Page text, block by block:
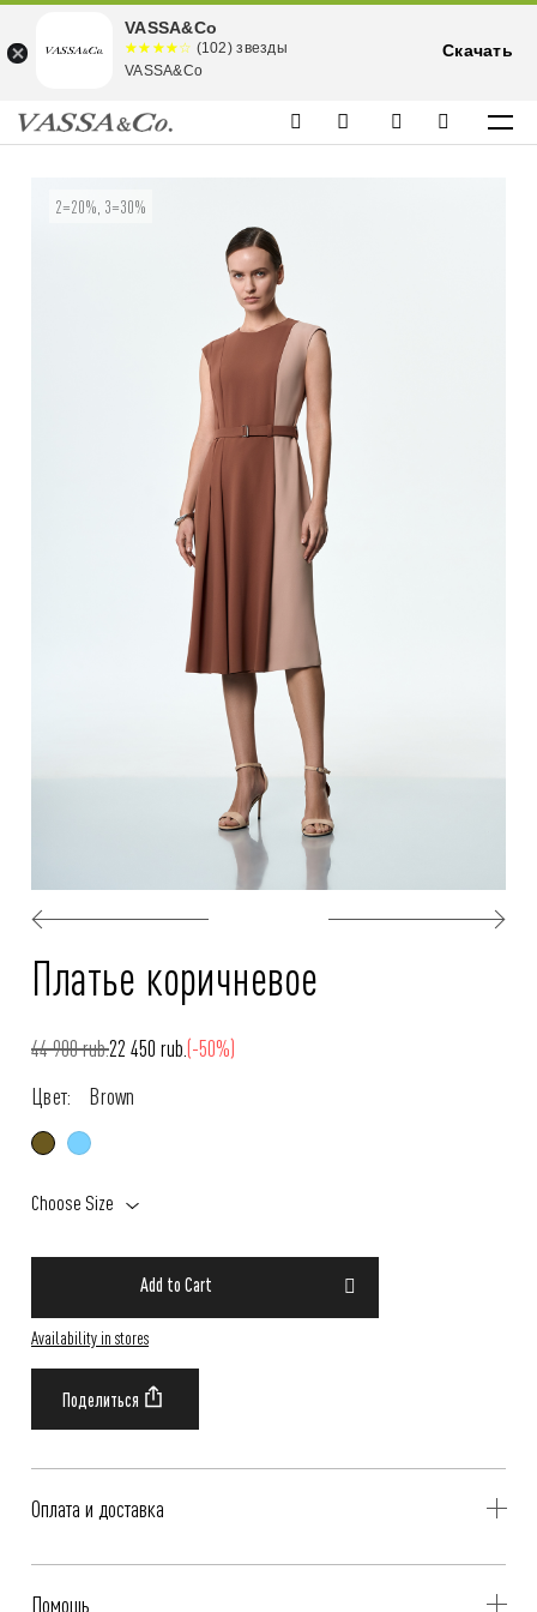
2=20%, 3=30%
Платье коричневое
44 900 rub.22 450 rub.(-50%)
Цвет:
Brown
Choose Size
Add to Cart
Availability in stores
Оплата и доставка
Помощь
VASSA&Co
☆☆☆☆☆
★★★★
★
(102) звезды
VASSA&Co
Скачать